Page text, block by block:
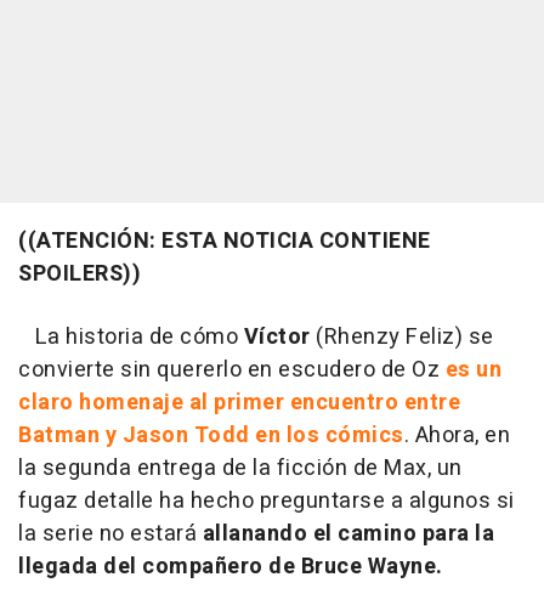
((ATENCIÓN: ESTA NOTICIA CONTIENE
SPOILERS))
La historia de cómoVíctor (Rhenzy Feliz) se
convierte sin quererlo en escudero de Oz es un
claro homenaje al primer encuentro entre
Batman y Jason Todd en los cómics. Ahora, en
la segunda entrega de la ficción de Max, un
fugaz detalle ha hecho preguntarse a algunos si
la serie no estará allanando el camino para la
llegada del compañero de Bruce Wayne.